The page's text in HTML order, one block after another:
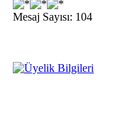
Mesaj Sayısı: 104